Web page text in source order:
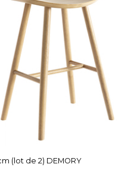
(lot de 2) DEMORY